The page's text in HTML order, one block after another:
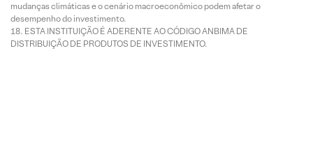
mudanças climáticas e o cenário macroeconômico podem afetar o
desempenho do investimento.
ESTA INSTITUIÇÃO É ADERENTE AO CÓDIGO ANBIMA DE
DISTRIBUIÇÃO DE PRODUTOS DE INVESTIMENTO.